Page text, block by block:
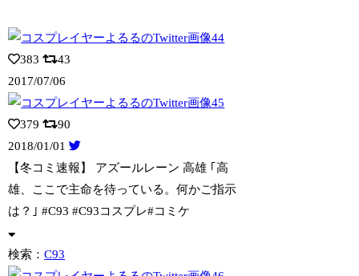
383
43
2017/07/06
379
90
2018/01/01
【冬コミ速報】 アズールレーン 高雄 ｢高
雄、ここで主命を待っている。何かご指示
は？｣ #C93 #C93コスプレ#コミケ
検索：C93